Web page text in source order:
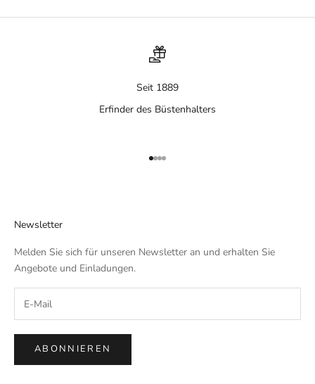
Seit 1889
Erfinder des Büstenhalters
Gehe zu Element 1
Gehe zu Element 2
Gehe zu Element 3
Gehe zu Element 4
Newsletter
Melden Sie sich für unseren Newsletter an und erhalten Sie
Angebote und Einladungen.
ABONNIEREN